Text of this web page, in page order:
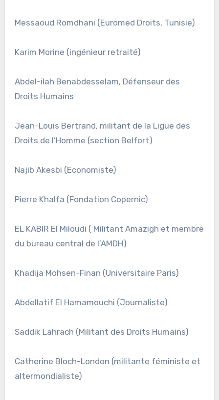
Messaoud Romdhani (Euromed Droits, Tunisie)
Karim Morine (ingénieur retraité)
Abdel-ilah Benabdesselam, Défenseur des
Droits Humains
Jean-Louis Bertrand, militant de la Ligue des
Droits de l’Homme (section Belfort)
Najib Akesbi (Economiste)
Pierre Khalfa (Fondation Copernic)
EL KABIR El Miloudi ( Militant Amazigh et membre
du bureau central de l’AMDH)
Khadija Mohsen-Finan (Universitaire Paris)
Abdellatif El Hamamouchi (Journaliste)
Saddik Lahrach (Militant des Droits Humains)
Catherine Bloch-London (militante féministe et
altermondialiste)